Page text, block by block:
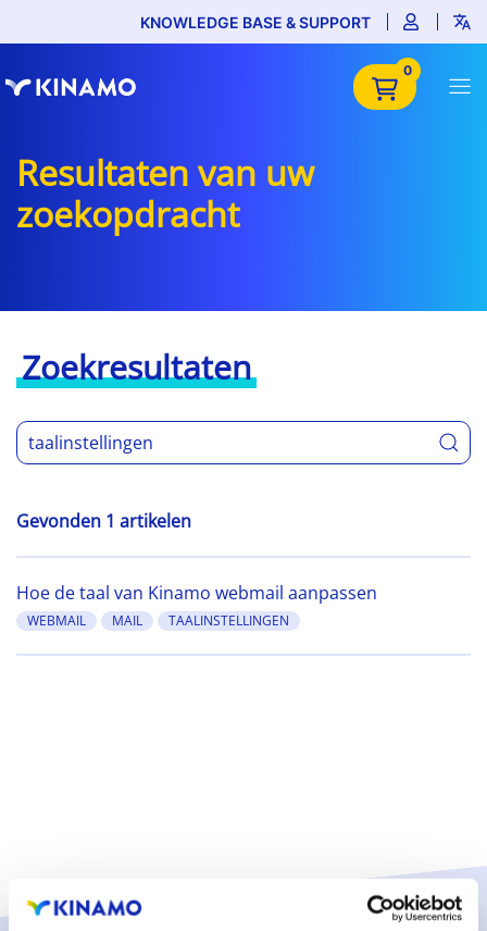
KNOWLEDGE BASE & SUPPORT
0
Resultaten van uw
zoekopdracht
Zoekresultaten
Gevonden 1 artikelen
Hoe de taal van Kinamo webmail aanpassen
WEBMAIL MAIL TAALINSTELLINGEN